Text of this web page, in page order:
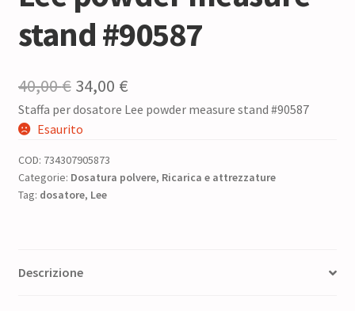
stand #90587
40,00€ Il
prezzo
era:
40,00 €.
34,00 €Il
prezzo
è:
Staffa per dosatore Lee powder measure stand #90587
Esaurito
COD: 734307905873
Categorie: Dosatura polvere, Ricarica e attrezzature
Tag: dosatore, Lee
Descrizione